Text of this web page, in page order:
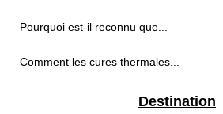
Pourquoi est-il reconnu que...
Comment les cures thermales...
Destination